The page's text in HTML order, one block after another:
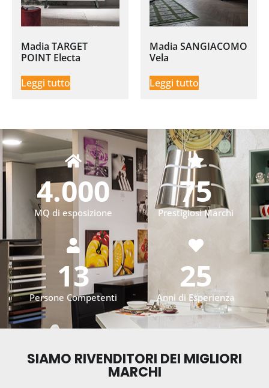
Madia TARGET
POINT Electa
Leggi tutto
Madia SANGIACOMO
Vela
Leggi tutto
MQ di esposizione
4.000
Prestigiosi Marchi
75
Persone Competenti
13
Anni di Esperienza
25
SIAMO RIVENDITORI DEI MIGLIORI
MARCHI